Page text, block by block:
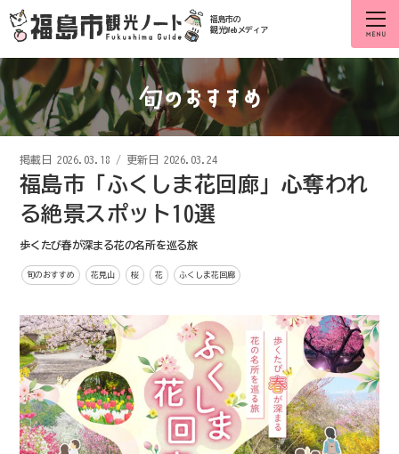
福島市の
観光Webメディア
掲載日 2026.03.18 / 更新日 2026.03.24
福島市「ふくしま花回廊」心奪われ
る絶景スポット10選
歩くたび春が深まる花の名所を巡る旅
旬のおすすめ 花見山 桜 花 ふくしま花回廊